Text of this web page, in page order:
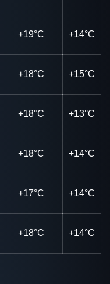
+19°C +14°C
+18°C +15°C
+18°C +13°C
+18°C +14°C
+17°C +14°C
+18°C +14°C